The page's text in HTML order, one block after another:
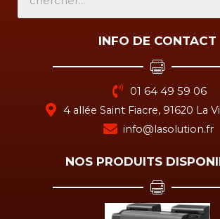
INFO DE CONTACT
01 64 49 59 06
4 allée Saint Fiacre, 91620 La
info@lasolution.fr
NOS PRODUITS